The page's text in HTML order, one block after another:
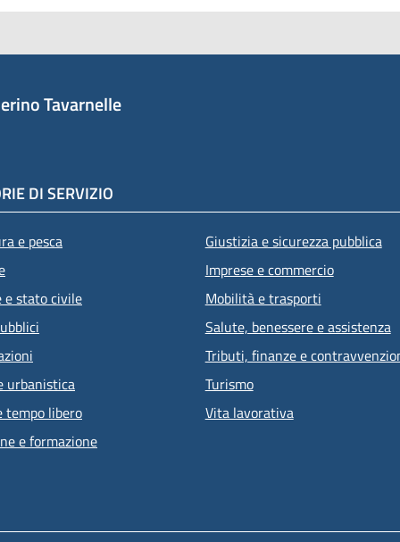
Tavarnelle
DI SERVIZIO
e pesca
e stato civile
urbanistica
tempo libero
e formazione
Giustizia e sicurezza pubblica
Imprese e commercio
Mobilità e trasporti
Salute, benessere e assistenza
Tributi, finanze e
Turismo
Vita lavorativa